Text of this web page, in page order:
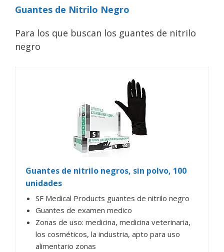
Guantes de Nitrilo Negro
Para los que buscan los guantes de nitrilo
negro
Guantes de nitrilo negros, sin polvo, 100
unidades
SF Medical Products guantes de nitrilo negro
Guantes de examen medico
Zonas de uso: medicina, medicina veterinaria,
los cosméticos, la industria, apto para uso
alimentario zonas